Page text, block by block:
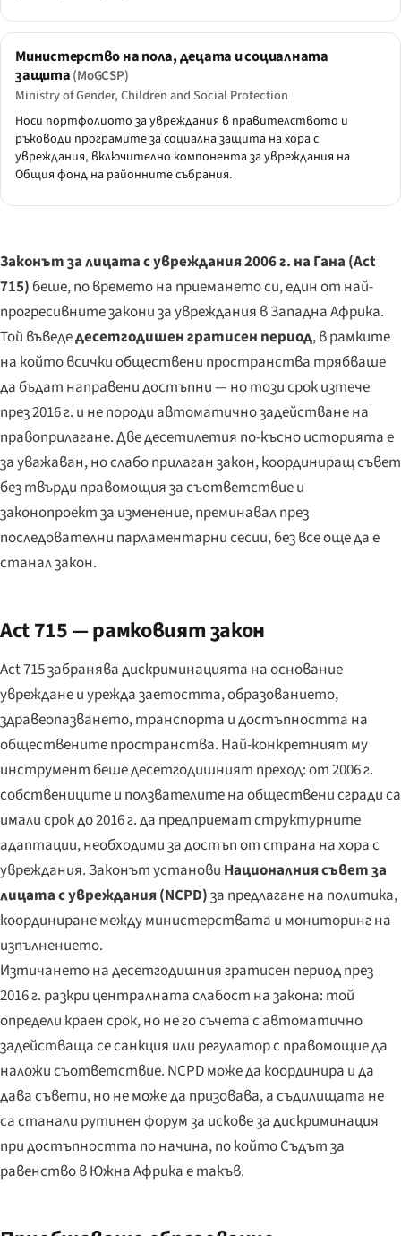
Министерство на пола, децата и социалната
защита(MoGCSP)
Ministry of Gender, Children and Social Protection
Носи портфолиото за увреждания в правителството и
ръководи програмите за социална защита на хора с
увреждания, включително компонента за увреждания на
Общия фонд на районните събрания.
Законът за лицата с увреждания 2006 г. на Гана (Act
715) беше, по времето на приемането си, един от най-
прогресивните закони за увреждания в Западна Африка.
Той въведедесетгодишен гратисен период, в рамките
на който всички обществени пространства трябваше
да бъдат направени достъпни — но този срок изтече
през 2016 г. и не породи автоматично задействане на
правоприлагане. Две десетилетия по-късно историята е
за уважаван, но слабо прилаган закон, координиращ съвет
без твърди правомощия за съответствие и
законопроект за изменение, преминавал през
последователни парламентарни сесии, без все още да е
станал закон.
Act 715 — рамковият закон
Act 715 забранява дискриминацията на основание
увреждане и урежда заетостта, образованието,
здравеопазването, транспорта и достъпността на
обществените пространства. Най-конкретният му
инструмент беше десетгодишният преход: от 2006 г.
собствениците и ползвателите на обществени сгради са
имали срок до 2016 г. да предприемат структурните
адаптации, необходими за достъп от страна на хора с
увреждания. Законът установи Националния съвет за
лицата с увреждания (NCPD)за предлагане на политика,
координиране между министерствата и мониторинг на
изпълнението.
Изтичането на десетгодишния гратисен период през
2016 г. разкри централната слабост на закона: той
определи краен срок, но не го съчета с автоматично
задействаща се санкция или регулатор с правомощие да
наложи съответствие. NCPD може да координира и да
дава съвети, но не може да призовава, а съдилищата не
са станали рутинен форум за искове за дискриминация
при достъпността по начина, по който Съдът за
равенство в Южна Африка е такъв.